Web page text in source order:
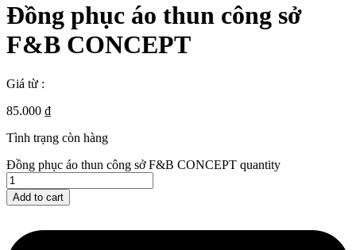
Đồng phục áo thun công sở
F&B CONCEPT
Giá từ :
85.000 ₫
Tình trạng còn hàng
Đồng phục áo thun công sở F&B CONCEPT quantity
Add to cart